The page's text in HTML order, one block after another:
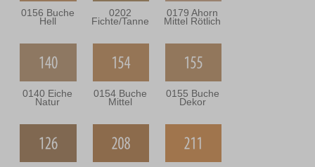
0156 Buche
Hell
0202
Fichte/Tanne
0179 Ahorn
Mittel Rötlich
0140 Eiche
Natur
0154 Buche
Mittel
0155 Buche
Dekor